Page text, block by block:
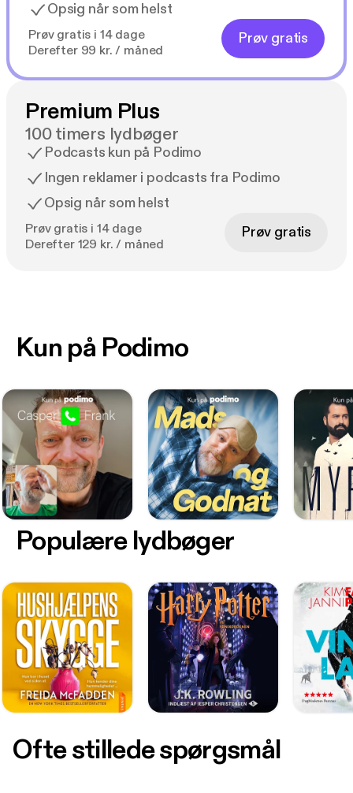
Opsig når som helst
Prøv gratis i 14 dage
Derefter 99 kr. / måned
Prøv gratis
Premium Plus
100 timers lydbøger
Podcasts kun på Podimo
Ingen reklamer i podcasts fra Podimo
Opsig når som helst
Prøv gratis i 14 dage
Derefter 129 kr. / måned
Prøv gratis
Kun på Podimo
Populære lydbøger
Ofte stillede spørgsmål